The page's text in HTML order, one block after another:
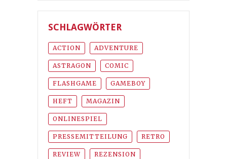
SCHLAGWÖRTER
ACTION ADVENTURE
ASTRAGON COMIC
FLASHGAME GAMEBOY
HEFT MAGAZIN
ONLINESPIEL
PRESSEMITTEILUNG RETRO
REVIEW REZENSION